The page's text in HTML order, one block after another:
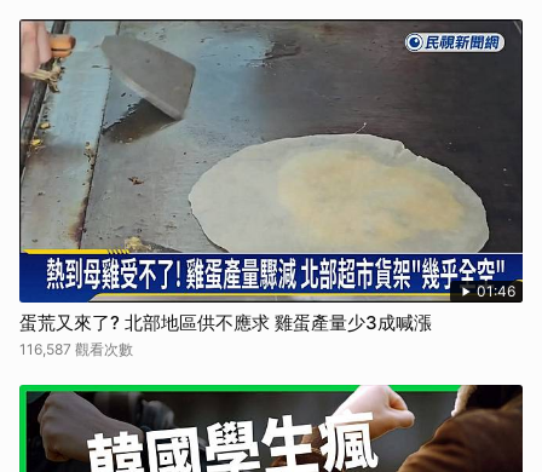
01:46
蛋荒又來了? 北部地區供不應求 雞蛋產量少3成喊漲
116,587 觀看次數